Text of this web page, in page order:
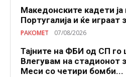
Македонските кадети ја
Португалија и ќе играат
РАКОМЕТ 07/08/2026
Тајните на ФБИ од СП го
Влегувам на стадионот
Меси со четири бомби...